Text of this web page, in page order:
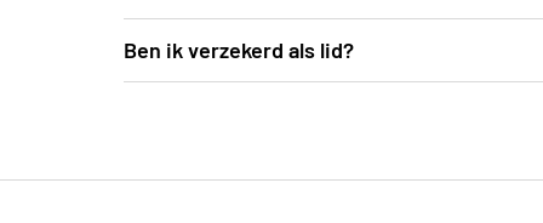
ja, dat kan. Hou er wel rekening mee dat
Ben ik verzekerd als lid?